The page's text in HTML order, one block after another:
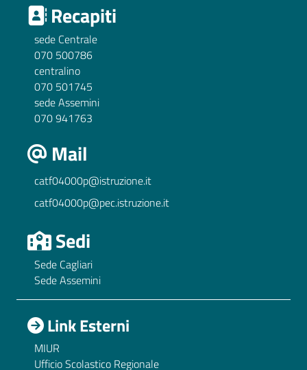
Recapiti
sede Centrale
070 500786
centralino
070 501745
sede Assemini
070 941763
Mail
catf04000p@istruzione.it
catf04000p@pec.istruzione.it
Sedi
Sede Cagliari
Sede Assemini
Link Esterni
MIUR
Ufficio Scolastico Regionale